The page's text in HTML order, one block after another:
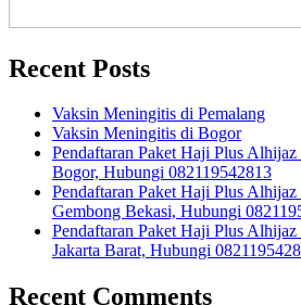
Recent Posts
Vaksin Meningitis di Pemalang
Vaksin Meningitis di Bogor
Pendaftaran Paket Haji Plus
Bogor, Hubungi 082119542813
Pendaftaran Paket Haji Plus
Gembong Bekasi, Hubungi
Pendaftaran Paket Haji Plus
Jakarta Barat, Hubungi
Recent Comments